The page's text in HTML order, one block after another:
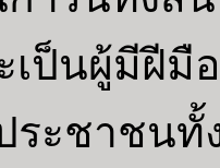
เป็นผู้มีฝีมื
ระชาชนทั้